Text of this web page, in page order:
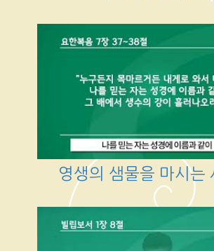
영생의 샘물을 마시는